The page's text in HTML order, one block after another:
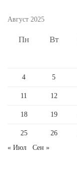
Август 2025
Пн Вт
4 5
11 12
18 19
25 26
« Июл
Сен »